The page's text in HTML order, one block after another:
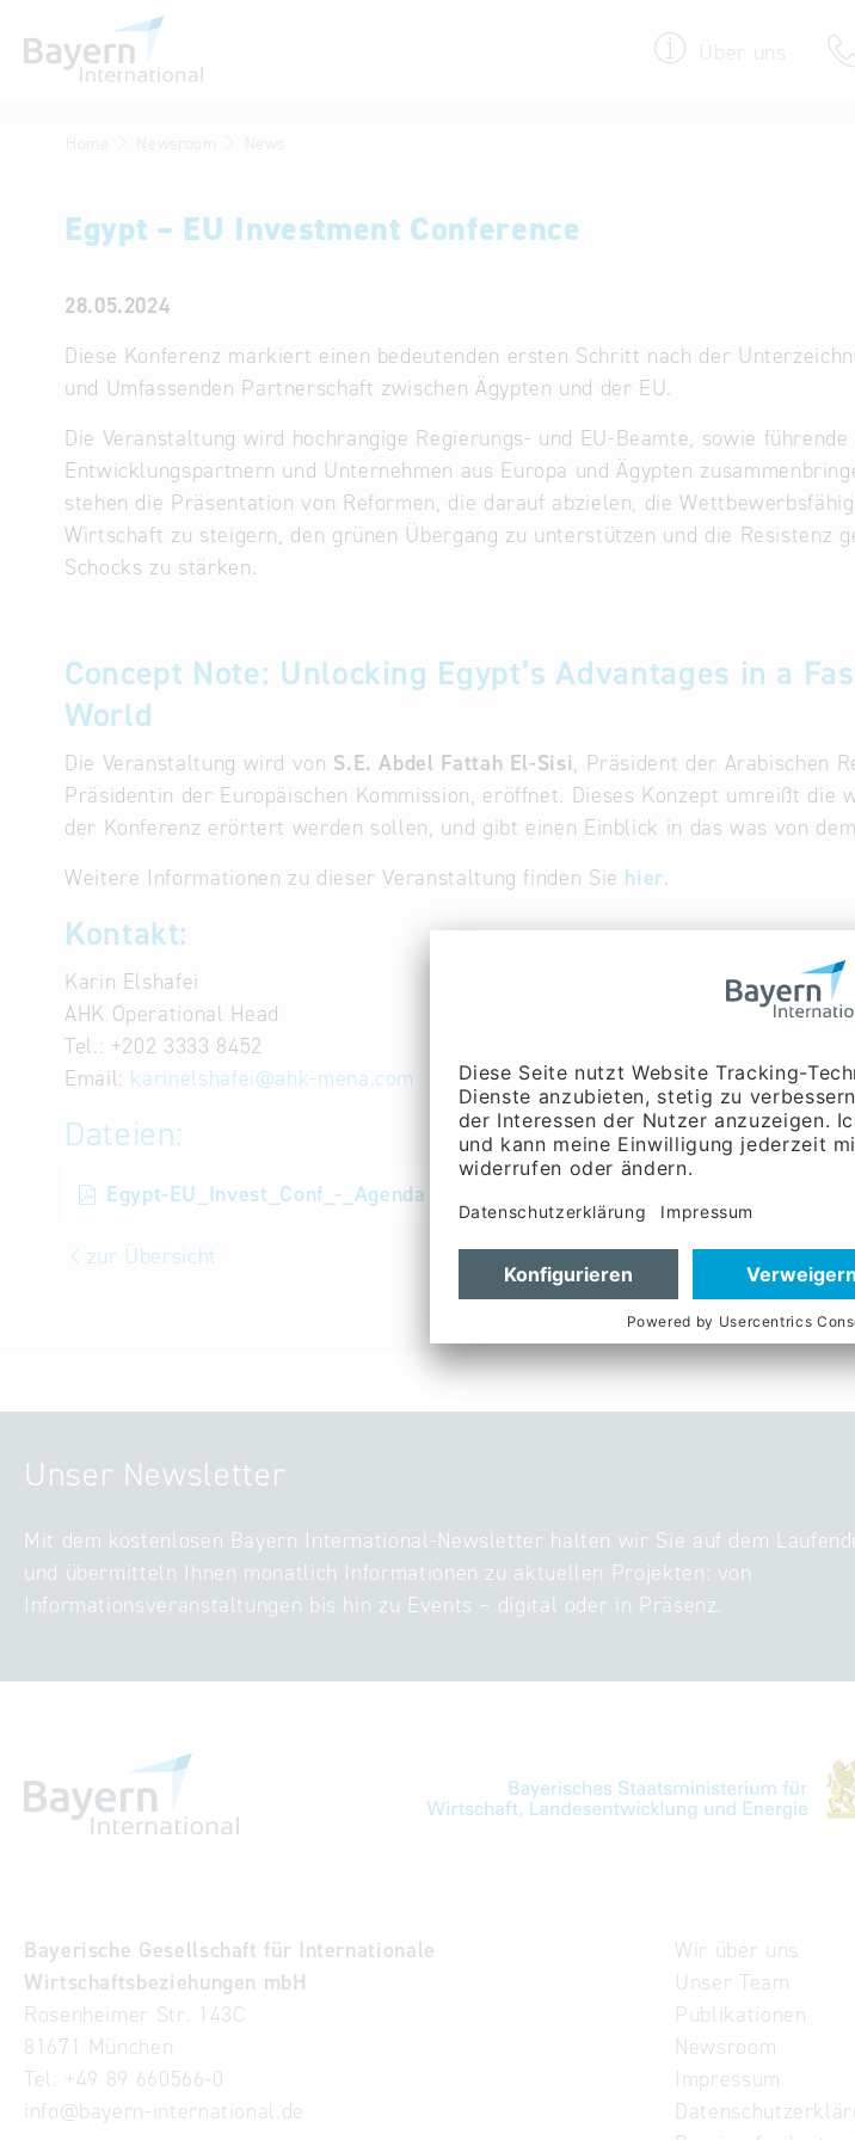
Über uns
Wir über uns
Partner & Repräsentanzen
Publikationen
Stellenangebote
Kontakt
Anfahrt
Treffen Sie uns am Infostand
Home Newsroom News
Egypt – EU Investment Conference
28.05.2024
Diese Konferenz markiert einen bedeutenden ersten Schritt nach der
und Umfassenden Partnerschaft zwischen Ägypten und der EU.
Die Veranstaltung wird hochrangige Regierungs- und EU-Beamte, sowie
Entwicklungspartnern und Unternehmen aus Europa und Ägypten
stehen die Präsentation von Reformen, die darauf abzielen, die
Wirtschaft zu steigern, den grünen Übergang zu unterstützen und die Resistenz
Schocks zu stärken.
Concept Note: Unlocking Egypt’s Advantages in a
World
Die Veranstaltung wird von S.E. Abdel Fattah El-Sisi, Präsident der Arabischen
Präsidentin der Europäischen Kommission, eröffnet. Dieses Konzept umreißt
der Konferenz erörtert werden sollen, und gibt einen Einblick in das was von
Weitere Informationen zu dieser Veranstaltung finden Sie hier.
Kontakt:
Karin Elshafei
AHK Operational Head
Tel.: +202 3333 8452
Email: karinelshafei@ahk-mena.com
Dateien:
Egypt-EU_Invest_Conf_-_Agenda
zur Übersicht
Unser Newsletter
Mit dem kostenlosen Bayern International-Newsletter halten wir Sie auf dem
und übermitteln Ihnen monatlich Informationen zu aktuellen Projekten: von
Informationsveranstaltungen bis hin zu Events – digital oder in Präsenz.
Bayerische Gesellschaft für Internationale
Wirtschaftsbeziehungen mbH
Rosenheimer Str. 143C
81671 München
Tel: +49 89 660566-0
info@bayern-international.de
Wir über uns
Unser Team
Publikationen
Newsroom
Impressum